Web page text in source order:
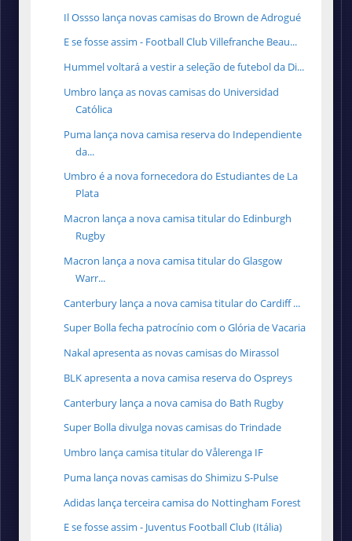
Il Ossso lança novas camisas do Brown de Adrogué
E se fosse assim - Football Club Villefranche Beau...
Hummel voltará a vestir a seleção de futebol da Di...
Umbro lança as novas camisas do Universidad
Católica
Puma lança nova camisa reserva do Independiente
da...
Umbro é a nova fornecedora do Estudiantes de La
Plata
Macron lança a nova camisa titular do Edinburgh
Rugby
Macron lança a nova camisa titular do Glasgow
Warr...
Canterbury lança a nova camisa titular do Cardiff ...
Super Bolla fecha patrocínio com o Glória de Vacaria
Nakal apresenta as novas camisas do Mirassol
BLK apresenta a nova camisa reserva do Ospreys
Canterbury lança a nova camisa do Bath Rugby
Super Bolla divulga novas camisas do Trindade
Umbro lança camisa titular do Vålerenga IF
Puma lança novas camisas do Shimizu S-Pulse
Adidas lança terceira camisa do Nottingham Forest
E se fosse assim - Juventus Football Club (Itália)